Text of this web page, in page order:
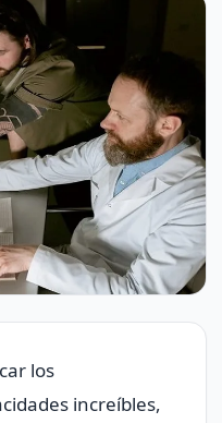
los
increíbles,